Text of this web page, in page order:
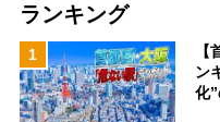
ランキング
1
ン
化